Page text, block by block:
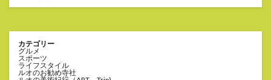
カテゴリー
グルメ
スポーツ
ライフスタイル
ルオのお勧め寺社